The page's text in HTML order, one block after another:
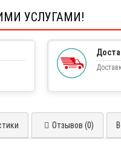
УСЛУГАМИ!
Отзывов (0)